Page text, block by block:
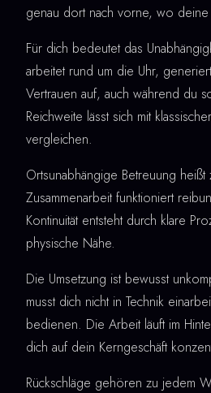
genau dort nach vorne, wo
Für dich bedeutet das
arbeitet rund um die Uhr,
Vertrauen auf, auch während du
Reichweite lässt sich mit
vergleichen.
Ortsunabhängige Betreuung
Zusammenarbeit funktioniert
Kontinuität entsteht durch klare
physische Nähe.
Die Umsetzung ist bewusst
musst dich nicht in Technik
bedienen. Die Arbeit läuft im
dich auf dein Kerngeschäft
Rückschläge gehören zu jedem